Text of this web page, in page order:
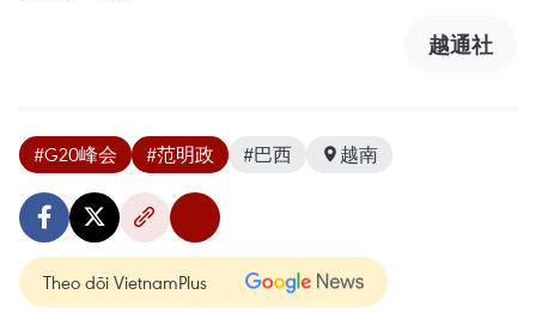
越通社
#G20峰会 #范明政 #巴西 越南
Theo dõi VietnamPlus